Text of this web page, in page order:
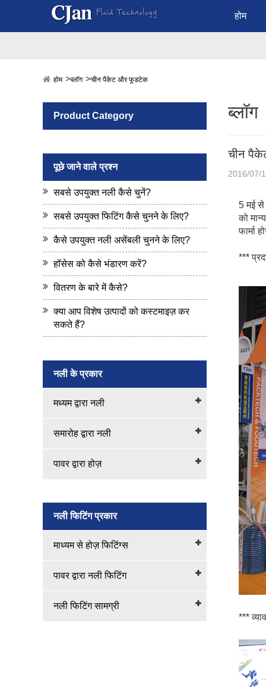
होम
होम ब्लॉग चीन पैकेट और फूडटेक
Product Category
पूछे जाने वाले प्रश्न
सबसे उपयुक्त नली कैसे चुनें?
सबसे उपयुक्त फिटिंग कैसे चुनने के लिए?
कैसे उपयुक्त नली असेंबली चुनने के लिए?
हॉसेस को कैसे भंडारण करें?
वितरण के बारे में कैसे?
क्या आप विशेष उत्पादों को कस्टमाइज़ कर
सकते हैं?
नली के प्रकार
मध्यम द्वारा नली
समारोह द्वारा नली
पावर द्वारा होज़
नली फिटिंग प्रकार
माध्यम से होज़ फिटिंग्स
पावर द्वारा नली फिटिंग
नली फिटिंग सामग्री
ब्लॉग
चीन
2016/07/
5 मई से
को
फार्मा
***
***